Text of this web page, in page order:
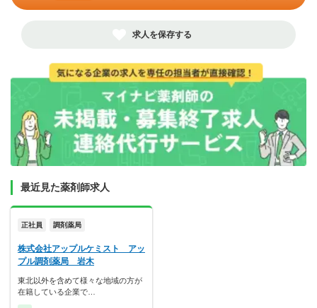
求人を保存する
最近見た薬剤師求人
正社員 調剤薬局
株式会社アップルケミスト アッ
プル調剤薬局 岩木
東北以外を含めて様々な地域の方が
在籍している企業で…